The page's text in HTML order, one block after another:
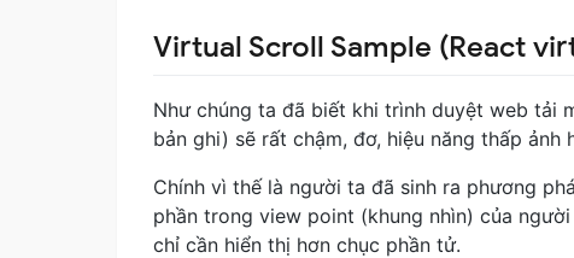
Virtual Scroll Sample (React
Như chúng ta đã biết khi trình duyệt web tải
bản ghi) sẽ rất chậm, đơ, hiệu năng thấp
Chính vì thế là người ta đã sinh ra phương
phần trong view point (khung nhìn) của
chỉ cần hiển thị hơn chục phần tử.